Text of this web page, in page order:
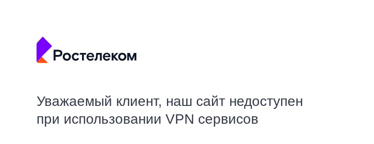
Уважаемый клиент, наш сайт недоступен
при использовании VPN сервисов